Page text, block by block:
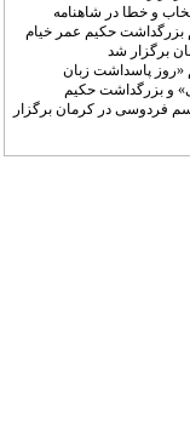
و خطا در شاهنامه
بزرگداشت حکیم عمر خیام
برگزار شد
«روز پاسداشت زبان
و بزرگداشت حکیم
فردوسی در کرمان برگزار